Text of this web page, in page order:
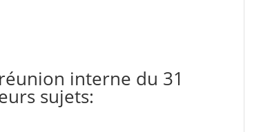
interne du 31
sujets: